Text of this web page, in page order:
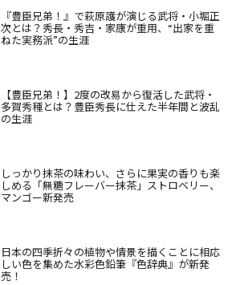
『豊臣兄弟！』で萩原護が演じる武将・小堀正
次とは？秀長・秀吉・家康が重用、“出家を重
ねた実務派”の生涯
【豊臣兄弟！】2度の改易から復活した武将・
多賀秀種とは？豊臣秀長に仕えた半年間と波乱
の生涯
しっかり抹茶の味わい、さらに果実の香りも楽
しめる「無糖フレーバー抹茶」ストロベリー、
マンゴー新発売
日本の四季折々の植物や情景を描くことに相応
しい色を集めた水彩色鉛筆『色辞典』が新発
売！